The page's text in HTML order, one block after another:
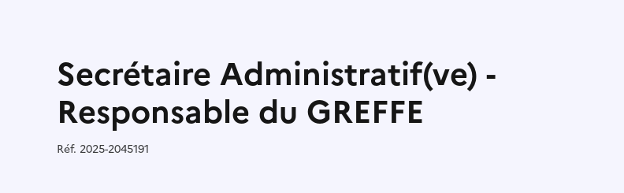
Secrétaire Administratif(ve) -
Responsable du GREFFE
Réf. Référence :
2025-2045191